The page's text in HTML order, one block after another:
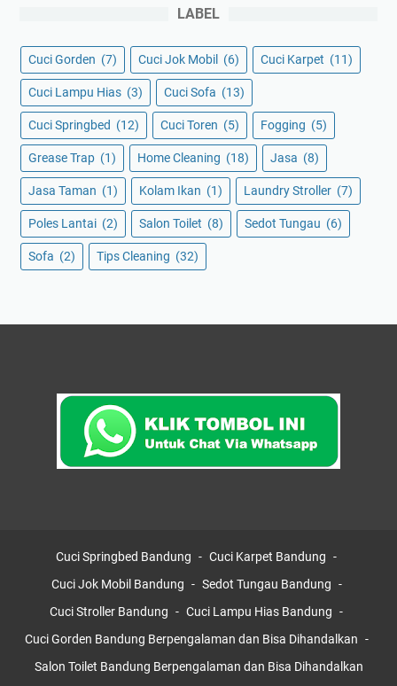
LABEL
Cuci Gorden (7) Cuci Jok Mobil (6) Cuci Karpet (11)
Cuci Lampu Hias (3) Cuci Sofa (13)
Cuci Springbed (12) Cuci Toren (5) Fogging (5)
Grease Trap (1) Home Cleaning (18) Jasa (8)
Jasa Taman (1) Kolam Ikan (1) Laundry Stroller (7)
Poles Lantai (2) Salon Toilet (8) Sedot Tungau (6)
Sofa (2) Tips Cleaning (32)
Cuci Springbed Bandung
Cuci Karpet Bandung
Cuci Jok Mobil Bandung
Sedot Tungau Bandung
Cuci Stroller Bandung
Cuci Lampu Hias Bandung
Cuci Gorden Bandung Berpengalaman dan Bisa Dihandalkan
Salon Toilet Bandung Berpengalaman dan Bisa Dihandalkan